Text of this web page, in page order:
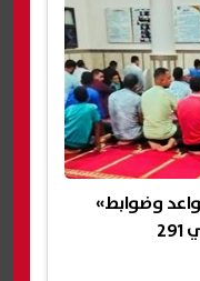
وضوابط»
برنامج «المساجد المحورية» في 291